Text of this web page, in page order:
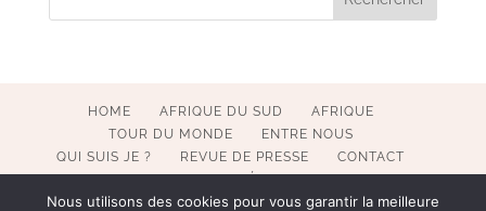
HOME AFRIQUE DU SUD
AFRIQUE
TOUR DU MONDE
ENTRE NOUS
QUI SUIS JE ?
REVUE DE PRESSE
CONTACT
Nous utilisons des cookies pour vous garantir la meilleure